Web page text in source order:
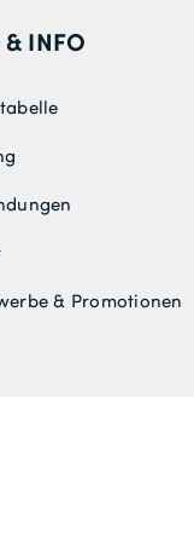
& INFO
& Promotionen